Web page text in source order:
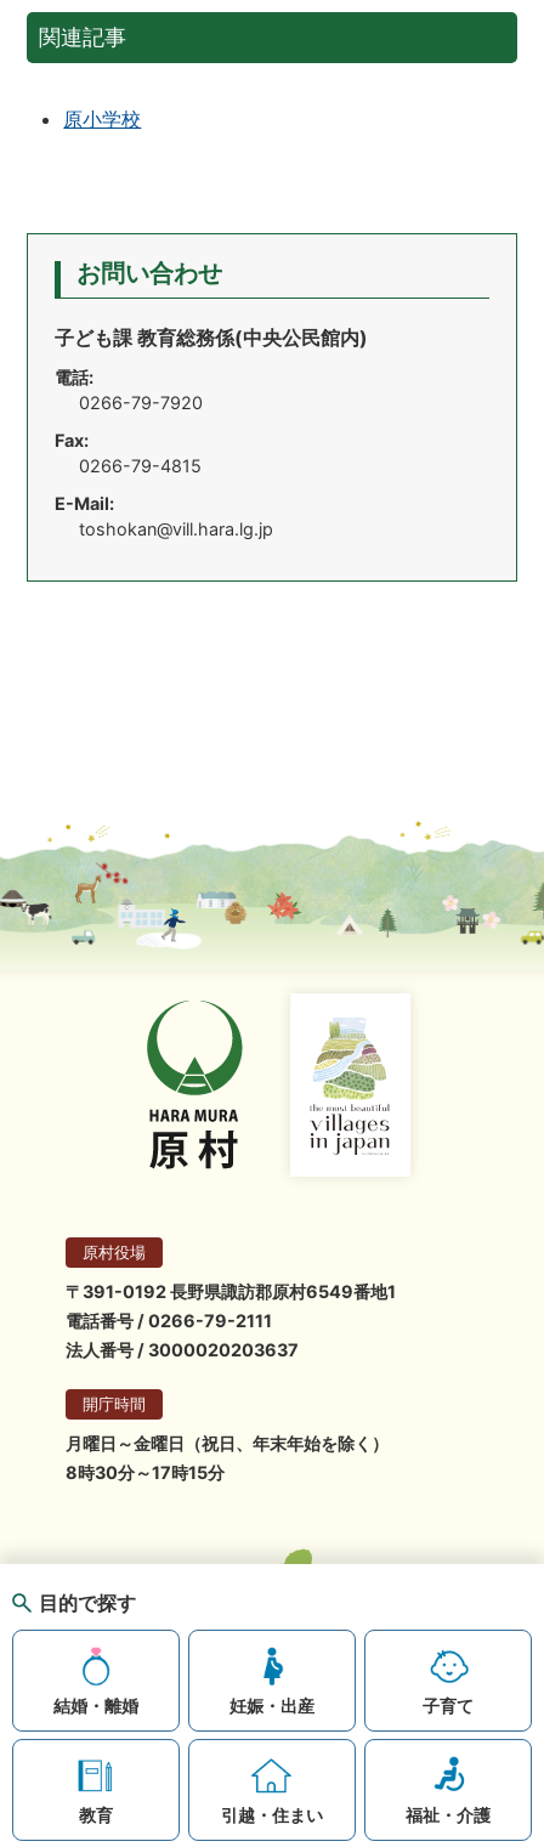
関連記事
原小学校
お問い合わせ
子ども課 教育総務係(中央公民館内)
電話:
0266-79-7920
Fax:
0266-79-4815
E-Mail:
toshokan@vill.hara.lg.jp
目的で探す
結婚・離婚 妊娠・出産 子育て
教育 引越・住まい 福祉・介護
原村役場
〒391-0192 長野県諏訪郡原村6549番地1
電話番号 / 0266-79-2111
法人番号 / 3000020203637
開庁時間
月曜日～金曜日（祝日、年末年始を除く）
8時30分～17時15分